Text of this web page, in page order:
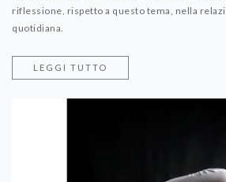
riflessione, rispetto a questo tema, nella
quotidiana.
LEGGI TUTTO